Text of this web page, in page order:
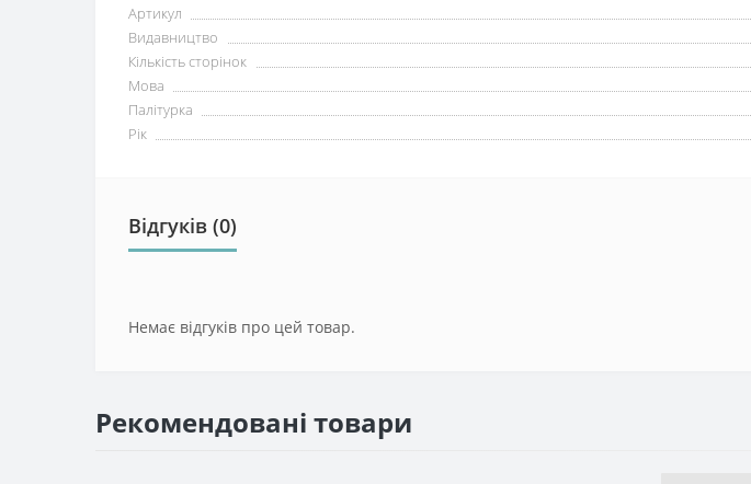
Артикул
Видавництво
Кількість сторінок
Мова
Палітурка
Рік
Відгуків (0)
Немає відгуків про цей товар.
Рекомендовані товари